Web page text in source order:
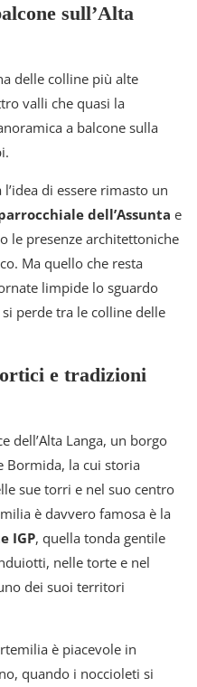
sull’Alta
delle colline più alte
valli che quasi la
a balcone sulla
di essere rimasto un
dell’Assunta e
le presenze architettoniche
Ma quello che resta
limpide lo sguardo
perde tra le colline delle
e tradizioni
dell’Alta Langa, un borgo
Bormida, la cui storia
sue torri e nel suo centro
è davvero famosa è la
IGP, quella tonda gentile
nelle torte e nel
dei suoi territori
è piacevole in
quando i noccioleti si